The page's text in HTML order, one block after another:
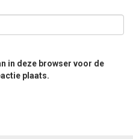
in deze browser voor de
plaats.